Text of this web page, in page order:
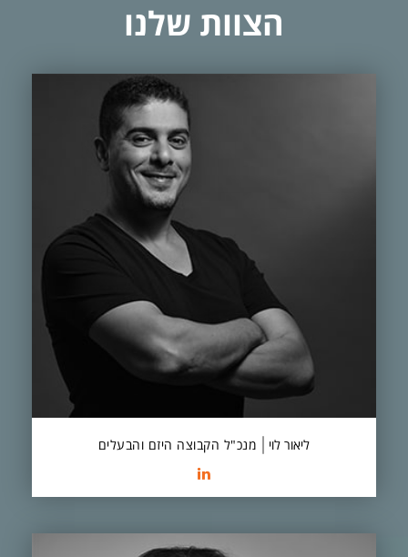
הצוות שלנו
ליאור לוי מנכ"ל הקבוצה היזם והבעלים